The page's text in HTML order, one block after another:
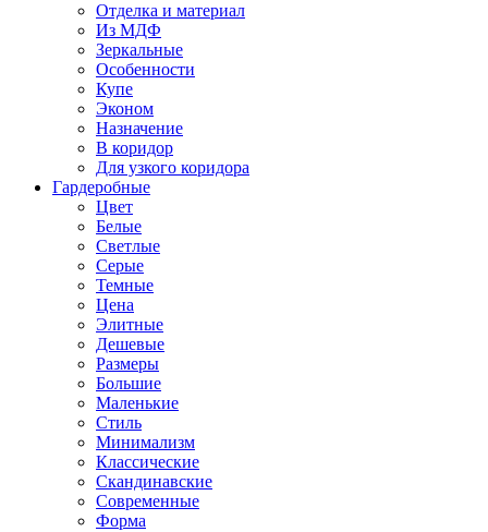
Отделка и материал
Из МДФ
Зеркальные
Особенности
Купе
Эконом
Назначение
В коридор
Для узкого коридора
Гардеробные
Цвет
Белые
Светлые
Серые
Темные
Цена
Элитные
Дешевые
Размеры
Большие
Маленькие
Стиль
Минимализм
Классические
Скандинавские
Современные
Форма